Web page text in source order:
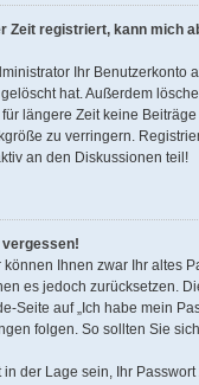
Zeit registriert, kann mich
Ihr Benutzerkonto
hat. Außerdem
längere Zeit keine
zu verringern.
an den Diskussionen teil!
vergessen!
können Ihnen zwar Ihr altes
es jedoch zurücksetzen.
Seite auf „Ich habe mein
folgen. So sollten Sie
der Lage sein, Ihr